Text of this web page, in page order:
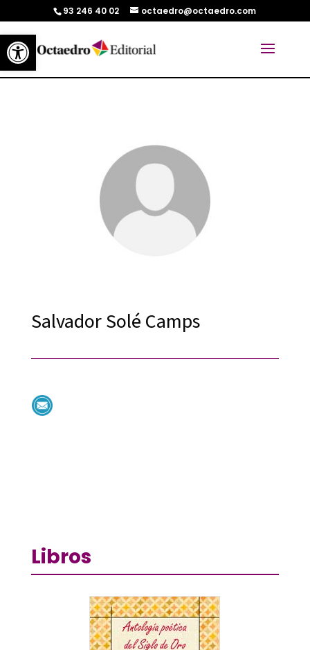
Abrir barra de herramientas
93 246 40 02 octaedro@octaedro.com
Salvador Solé Camps
Libros